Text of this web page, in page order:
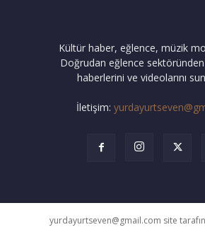
Kültür haber, eğlence, müzik
Doğrudan eğlence
haberlerini ve videolarını
İletişim:
yurdayurtseven@gmail.com site